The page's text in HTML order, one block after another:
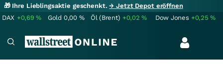
🎁 Ihre Lieblingsaktie geschenkt.→ Jetzt Depot eröffnen
DAX +0,69% Gold 0,00 % Öl (Brent) +0,02% Dow Jones +0,25%